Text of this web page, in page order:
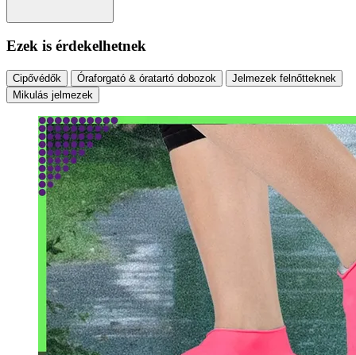
Ezek is érdekelhetnek
Cipővédők Óraforgató & óratartó dobozok
Jelmezek felnőtteknek
Mikulás jelmezek